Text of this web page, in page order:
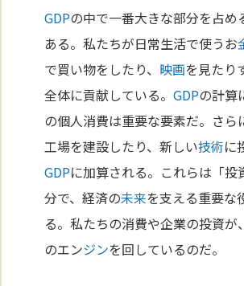
GDPの中で一番大きな部分を占め
ある。私たちが日常生活で使うお
で買い物をしたり、 映画を見たり
全体に貢献している。GDPの計算
の個人消費は重要な要素だ。さら
工場を建設したり、新しい技術に
GDPに加算される。これらは「投
分で、経済の未来を支える重要な
る。私たちの消費や企業の投資が
のエンジンを回しているのだ。